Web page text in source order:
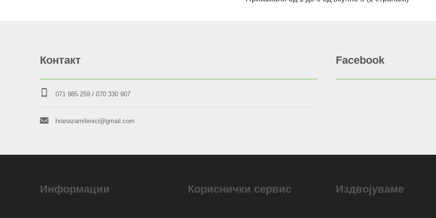
Контакт
071 985 259/ 070 330 907
hranazamilenici@gmail.com
Facebook
Информации Кориснички сервис Издвојуваме